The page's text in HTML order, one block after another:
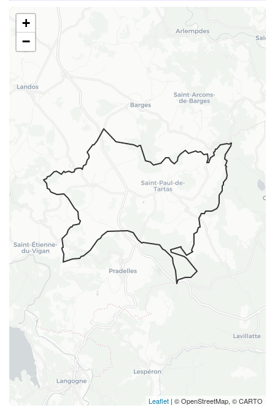
+
−
Leaflet | © OpenStreetMap, © CARTO